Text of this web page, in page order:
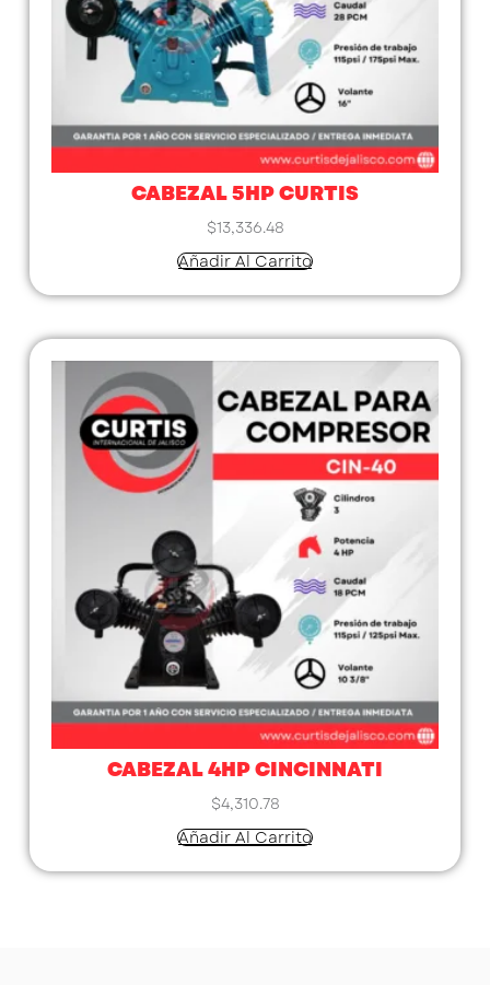
CABEZAL 5HP CURTIS
$13,336.48
Añadir Al Carrito
CABEZAL 4HP CINCINNATI
$4,310.78
Añadir Al Carrito